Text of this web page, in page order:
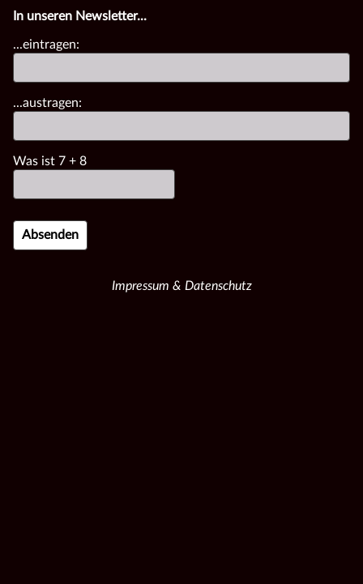
In unseren Newsletter...
...eintragen:
...austragen:
Was ist 7 + 8
Impressum & Datenschutz